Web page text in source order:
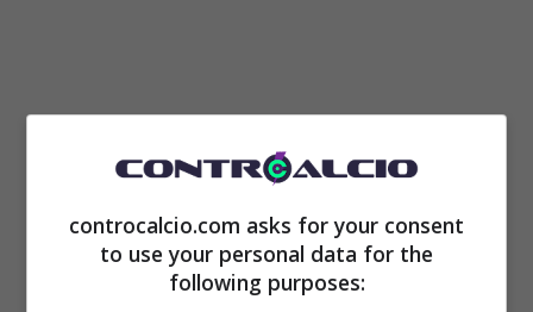
quanto riportato dai colleghi di
calciomercato.it,il Milan sarebbe pronto a
controcalcio.com asks for your consent
to use your personal data for the
following purposes: